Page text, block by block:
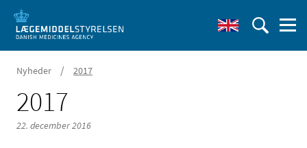
Nyheder / 2017
2017
22. december 2016